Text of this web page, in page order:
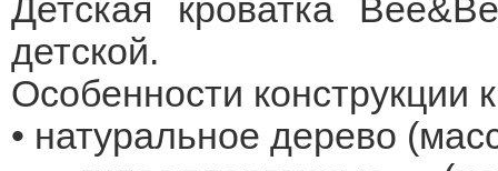
Детская кроватка
детской.
Особенности конструкции
• натуральное дерево